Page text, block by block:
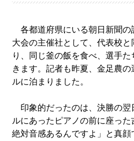
各都道府県にいる朝日新聞の
大会の主催社として、代表校と
り、同じ釜の飯を食べ、選手
きます。記者も昨夏、金足農
ルに泊まりました。
印象的だったのは、決勝の翌
ルにあったピアノの前に座った
絶対音感あるんですよ」と真顔